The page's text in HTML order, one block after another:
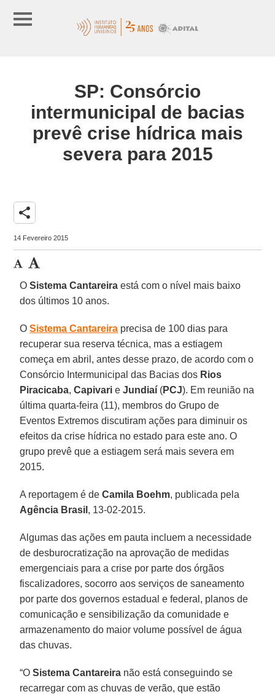
SP: Consórcio
intermunicipal de bacias
prevê crise hídrica mais
severa para 2015
share
14 Fevereiro 2015
OSistema Cantareira está com o nível mais baixo
dos últimos 10 anos.
OSistema Cantareira precisa de 100 dias para
recuperar sua reserva técnica, mas a estiagem
começa em abril, antes desse prazo, de acordo com o
Consórcio Intermunicipal das Bacias dos Rios
Piracicaba,Capivari e Jundiaí (PCJ). Em reunião na
última quarta-feira (11), membros do Grupo de
Eventos Extremos discutiram ações para diminuir os
efeitos da crise hídrica no estado para este ano. O
grupo prevê que a estiagem será mais severa em
2015.
A reportagem é deCamila Boehm, publicada pela
Agência Brasil , 13-02-2015.
Algumas das ações em pauta incluem a necessidade
de desburocratização na aprovação de medidas
emergenciais para a crise por parte dos órgãos
fiscalizadores, socorro aos serviços de saneamento
por parte dos governos estadual e federal, planos de
comunicação e sensibilização da comunidade e
armazenamento do maior volume possível de água
das chuvas.
“OSistema Cantareira não está conseguindo se
recarregar com as chuvas de verão, que estão